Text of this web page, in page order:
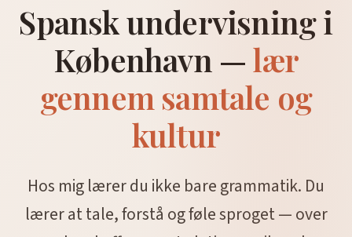
Spansk undervisning i
København —lær
gennem samtale og
kultur
Hos mig lærer du ikke bare grammatik. Du
lærer at tale, forstå og føle sproget — over